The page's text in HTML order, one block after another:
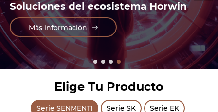
Soluciones del ecosistema Horwin
Más información
Elige Tu Producto
Serie SENMENTI Serie SK Serie EK